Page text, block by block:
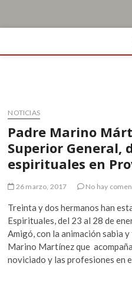
NOTICIAS
Padre Marino
Superior General,
espirituales en
26 marzo, 2017 No hay
Treinta y dos hermanos han
Espirituales, del 23 al 28 de
Amigó, con la animación sabia
Marino Martínez que
noviciado y las profesiones en